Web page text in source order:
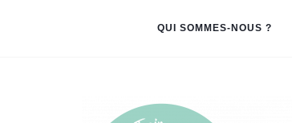
QUI SOMMES-NOUS ?